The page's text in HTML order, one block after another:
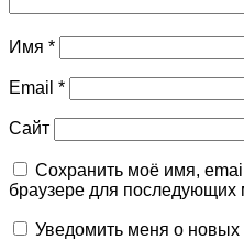
Имя *
Email *
Сайт
Сохранить моё имя,
браузере для последующих
Уведомить меня о